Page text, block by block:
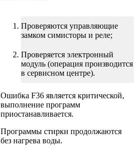
Проверяются управляющие
замком симисторы и реле;
Проверяется электронный
модуль (операция производится
в сервисном центре).
Ошибка F36 является критической,
выполнение программ
приостанавливается.
Программы стирки продолжаются
без нагрева воды.